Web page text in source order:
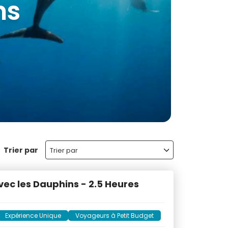
Trier par Trier par
les Dauphins - 2.5 Heures
Expérience Unique Voyageurs à Petit Budget